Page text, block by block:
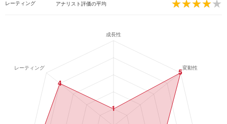
レーティング アナリスト評価の平均